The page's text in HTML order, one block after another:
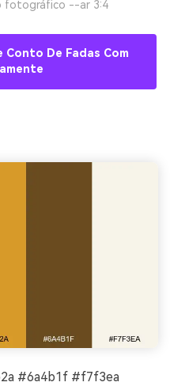
fotográfico --ar 3:4
Conto De Fadas Com
#6a4b1f #f7f3ea